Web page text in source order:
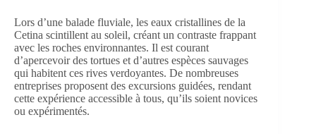
Lors d’une balade fluviale, les eaux cristallines de la
Cetina scintillent au soleil, créant un contraste frappant
avec les roches environnantes. Il est courant
d’apercevoir des tortues et d’autres espèces sauvages
qui habitent ces rives verdoyantes. De nombreuses
entreprises proposent des excursions guidées, rendant
cette expérience accessible à tous, qu’ils soient novices
ou expérimentés.